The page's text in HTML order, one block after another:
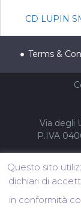
CD LUPIN
Terms &
Via degli
P.IVA
Questo sito
dichiari di
in conformità